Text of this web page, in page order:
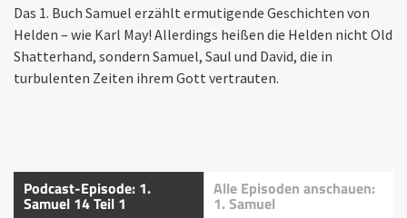
Das 1. Buch Samuel erzählt ermutigende Geschichten von
Helden – wie Karl May! Allerdings heißen die Helden nicht Old
Shatterhand, sondern Samuel, Saul und David, die in
turbulenten Zeiten ihrem Gott vertrauten.
Podcast-Episode: 1.
Samuel 14 Teil 1
Alle Episoden anschauen:
1. Samuel